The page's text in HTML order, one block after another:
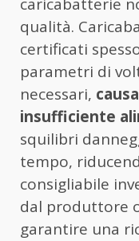
caricabatterie
qualità.
certificati
parametri di
necessari,
insufficiente
squilibri
tempo,
consigliabile
dal produttore
garantire una